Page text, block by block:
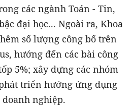
các ngành Toán - Tin,
đại học... Ngoài ra, Khoa
số lượng công bố trên
hướng đến các bài công
5%; xây dựng các nhóm
triển hướng ứng dụng
nghiệp.